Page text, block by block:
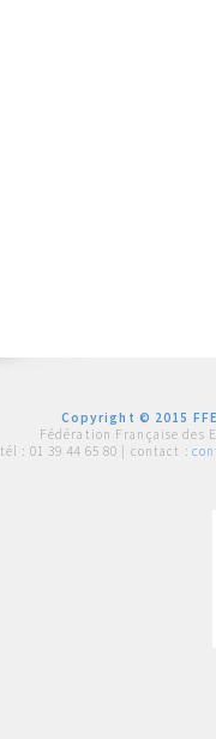
Copyright © 2015
Fédération Française des
tél : 01 39 44 65 80 | contact :